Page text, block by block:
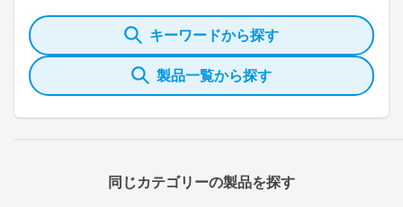
キーワードから探す
製品一覧から探す
同じカテゴリーの製品を探す